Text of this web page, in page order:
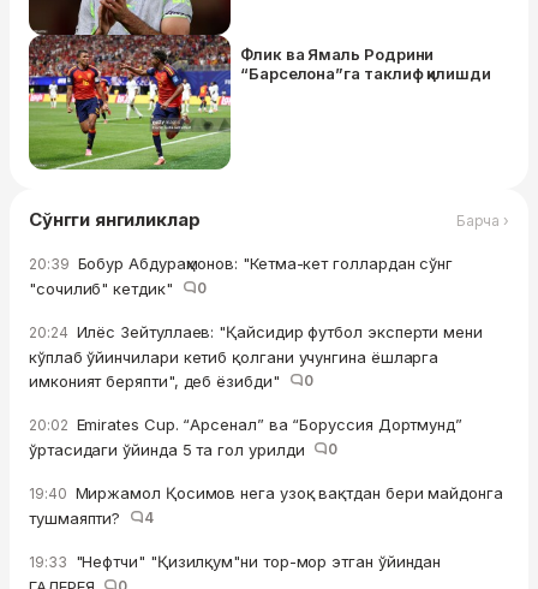
Флик ва Ямаль Родрини
“Барселона”га таклиф қилишди
Сўнгги янгиликлар Барча ›
20:39 Бобур Абдураҳмонов: "Кетма-кет голлардан сўнг
"сочилиб" кетдик"
0
20:24 Илёс Зейтуллаев: "Қайсидир футбол эксперти мени
кўплаб ўйинчилари кетиб қолгани учунгина ёшларга
имконият беряпти", деб ёзибди"
0
20:02 Emirates Cup. “Арсенал” ва “Боруссия Дортмунд”
ўртасидаги ўйинда 5 та гол урилди
0
19:40 Миржамол Қосимов нега узоқ вақтдан бери майдонга
тушмаяпти?
4
19:33 "Нефтчи" "Қизилқум"ни тор-мор этган ўйиндан